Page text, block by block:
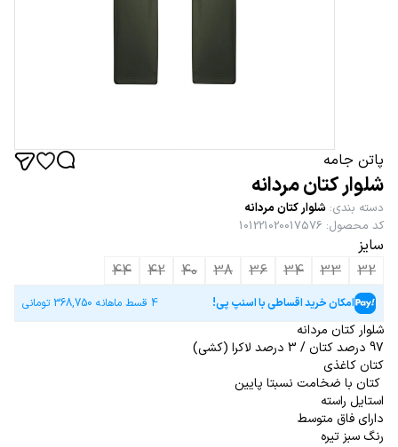
پاتن جامه
شلوار کتان مردانه
دسته بندی: شلوار کتان مردانه
کد محصول:
101221020017576
سایز
32
33
34
36
38
40
42
44
امکان خرید اقساطی با اسنپ پی! 4 قسط ماهانه 368,750 تومانی
شلوار کتان مردانه
97 درصد کتان / 3 درصد لاکرا (کشی)
کتان کاغذی
کتان با ضخامت نسبتا پایین
استایل راسته
دارای فاق متوسط
رنگ سبز تیره